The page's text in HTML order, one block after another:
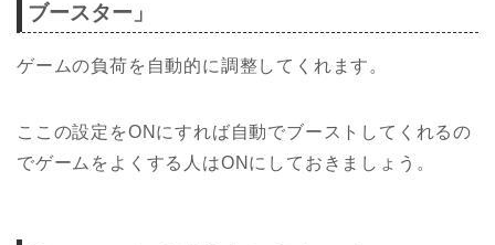
ブースター」
ゲームの負荷を自動的に調整してくれます。
ここの設定をONにすれば自動でブーストしてくれるの
でゲームをよくする人はONにしておきましょう。